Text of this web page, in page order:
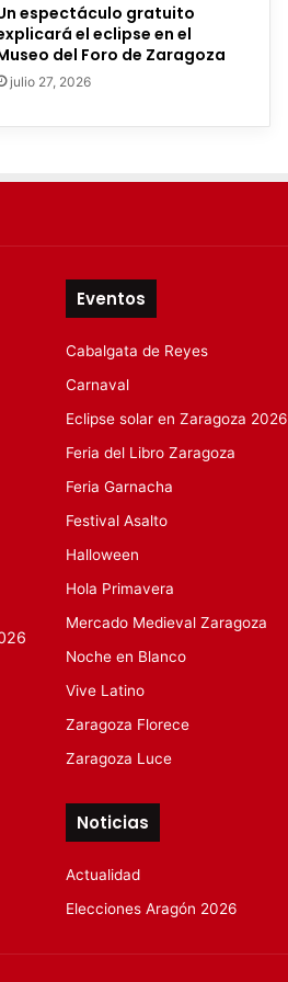
espectáculo gratuito
el eclipse en el
del Foro de Zaragoza
julio 27, 2026
Eventos
Cabalgata de Reyes
Carnaval
Eclipse solar en Zaragoza 2026
Feria del Libro Zaragoza
Feria Garnacha
Festival Asalto
Halloween
Hola Primavera
Mercado Medieval Zaragoza
Noche en Blanco
Vive Latino
Zaragoza Florece
Zaragoza Luce
Noticias
Actualidad
Elecciones Aragón 2026